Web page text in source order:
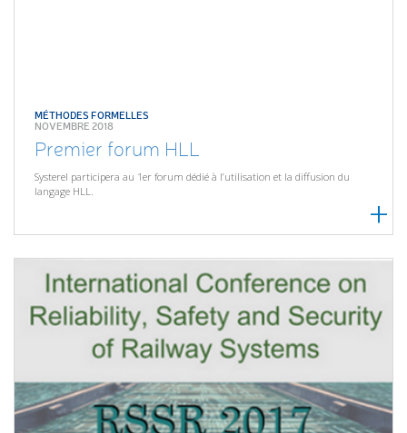
MÉTHODES FORMELLES
NOVEMBRE 2018
Premier forum HLL
Systerel participera au 1er forum dédié à l’utilisation et la diffusion du
langage HLL.